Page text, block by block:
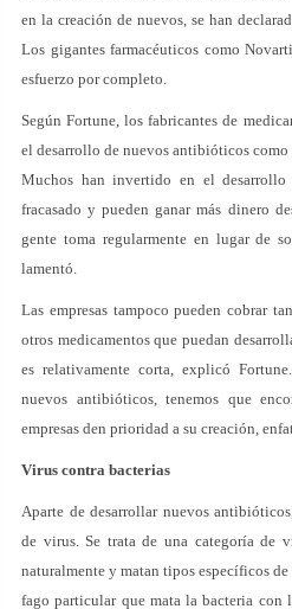
en la creación de nuevos, se han
Los gigantes farmacéuticos como
esfuerzo por completo.
Según Fortune, los fabricantes de
el desarrollo de nuevos antibióticos
Muchos han invertido en el
fracasado y pueden ganar más dinero
gente toma regularmente en lugar de
lamentó.
Las empresas tampoco pueden cobrar
otros medicamentos que puedan
es relativamente corta, explicó
nuevos antibióticos, tenemos que
empresas den prioridad a su creación,
Virus contra bacterias
Aparte de desarrollar nuevos
de virus. Se trata de una categoría de
naturalmente y matan tipos específicos
fago particular que mata la bacteria con